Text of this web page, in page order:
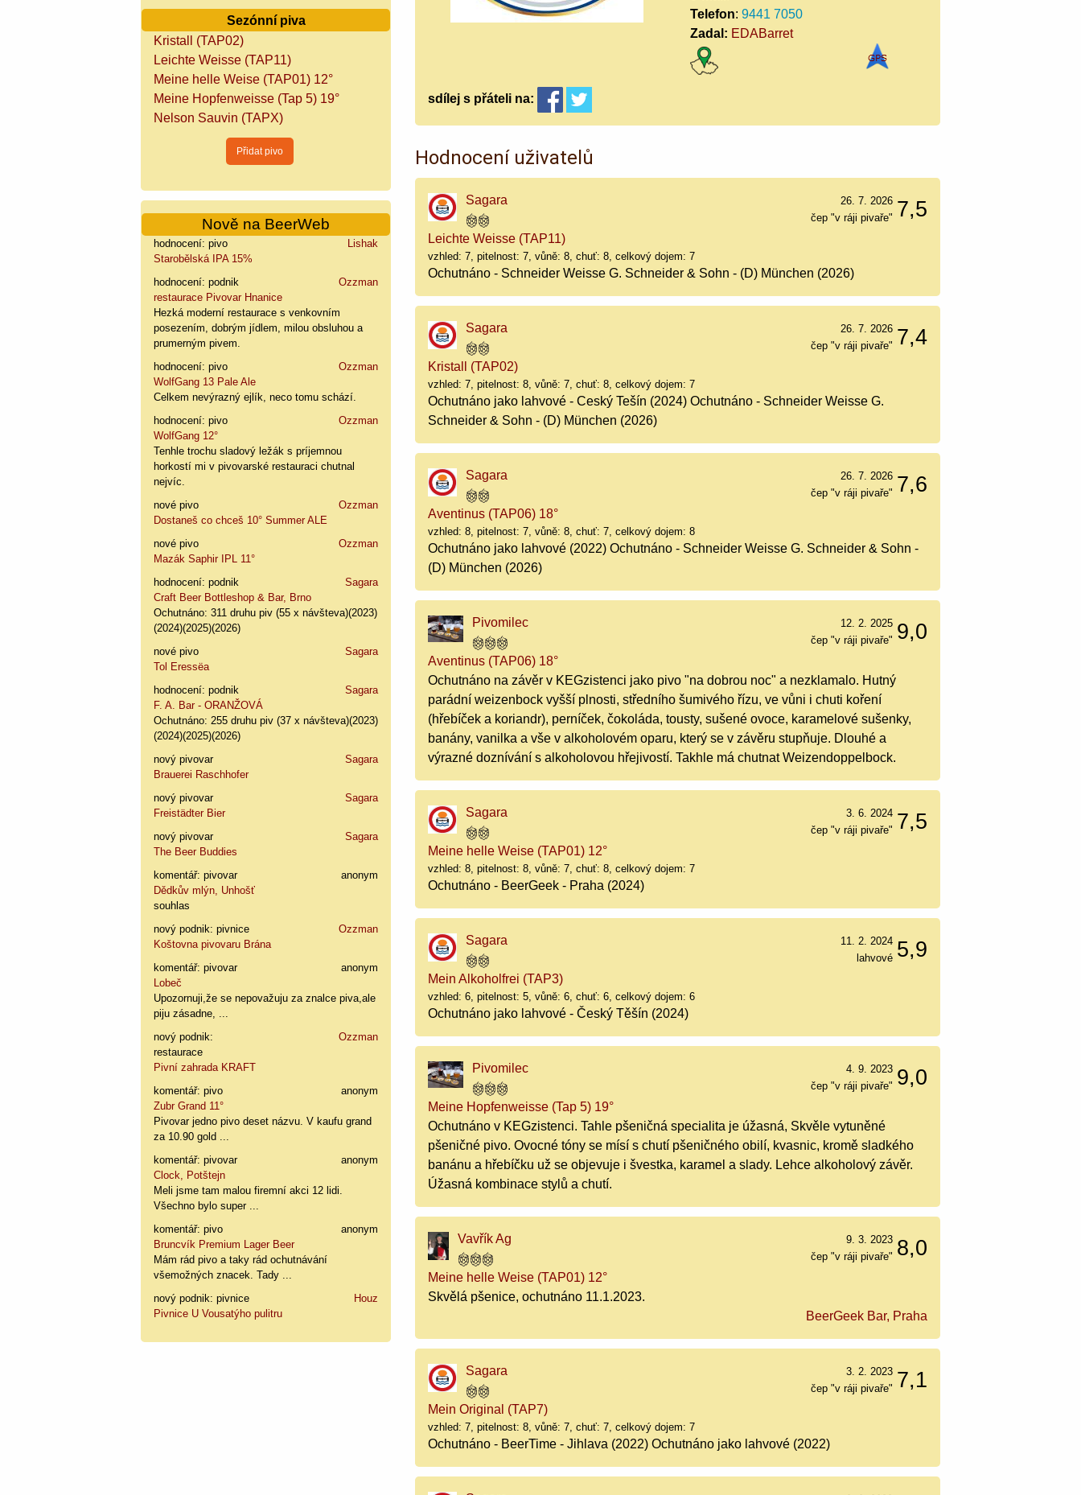
Sezónní piva
Kristall (TAP02)
Leichte Weisse (TAP11)
Meine helle Weise (TAP01) 12°
Meine Hopfenweisse (Tap 5) 19°
Nelson Sauvin (TAPX)
Nově na BeerWeb
hodnocení: pivo
Lishak
Starobělská IPA 15%
hodnocení: podnik
Ozzman
restaurace Pivovar Hnanice
Hezká moderní restaurace s venkovním
posezením, dobrým jídlem, milou obsluhou a
prumerným pivem.
hodnocení: pivo
Ozzman
WolfGang 13 Pale Ale
Celkem nevýrazný ejlík, neco tomu schází.
hodnocení: pivo
Ozzman
WolfGang 12°
Tenhle trochu sladový ležák s príjemnou
horkostí mi v pivovarské restauraci chutnal
nejvíc.
nové pivo
Ozzman
Dostaneš co chceš 10° Summer ALE
nové pivo
Ozzman
Mazák Saphir IPL 11°
hodnocení: podnik
Sagara
Craft Beer Bottleshop & Bar, Brno
Ochutnáno: 311 druhu piv (55 x návšteva)(2023)
(2024)(2025)(2026)
nové pivo
Sagara
Tol Eressëa
hodnocení: podnik
Sagara
F. A. Bar - ORANŽOVÁ
Ochutnáno: 255 druhu piv (37 x návšteva)(2023)
(2024)(2025)(2026)
nový pivovar
Sagara
Brauerei Raschhofer
nový pivovar
Sagara
Freistädter Bier
nový pivovar
Sagara
The Beer Buddies
komentář: pivovar
anonym
Dědkův mlýn, Unhošť
souhlas
nový podnik: pivnice
Ozzman
Koštovna pivovaru Brána
komentář: pivovar
anonym
Lobeč
Upozornuji,že se nepovažuju za znalce piva,ale
piju zásadne, ...
nový podnik:
restaurace
Ozzman
Pivní zahrada KRAFT
komentář: pivo
anonym
Zubr Grand 11°
Pivovar jedno pivo deset názvu. V kaufu grand
za 10.90 gold ...
komentář: pivovar
anonym
Clock, Potštejn
Meli jsme tam malou firemní akci 12 lidi.
Všechno bylo super ...
komentář: pivo
anonym
Bruncvík Premium Lager Beer
Mám rád pivo a taky rád ochutnávání
všemožných znacek. Tady ...
nový podnik: pivnice
Houz
Pivnice U Vousatýho pulitru
Telefon: 9441 7050
Zadal: EDABarret
sdílej s přáteli na:
Hodnocení uživatelů
Sagara 7,5
26. 7. 2026
čep "v ráji pivaře"
Leichte Weisse (TAP11)
vzhled: 7, pitelnost: 7, vůně: 8, chuť: 8, celkový dojem: 7
Ochutnáno - Schneider Weisse G. Schneider & Sohn - (D) München (2026)
Sagara 7,4
26. 7. 2026
čep "v ráji pivaře"
Kristall (TAP02)
vzhled: 7, pitelnost: 8, vůně: 7, chuť: 8, celkový dojem: 7
Ochutnáno jako lahvové - Ceský Tešín (2024) Ochutnáno - Schneider Weisse G.
Schneider & Sohn - (D) München (2026)
Sagara 7,6
26. 7. 2026
čep "v ráji pivaře"
Aventinus (TAP06) 18°
vzhled: 8, pitelnost: 7, vůně: 8, chuť: 7, celkový dojem: 8
Ochutnáno jako lahvové (2022) Ochutnáno - Schneider Weisse G. Schneider & Sohn -
(D) München (2026)
Pivomilec 9,0
12. 2. 2025
čep "v ráji pivaře"
Aventinus (TAP06) 18°
Ochutnáno na závěr v KEGzistenci jako pivo "na dobrou noc" a nezklamalo. Hutný
parádní weizenbock vyšší plnosti, středního šumivého řízu, ve vůni i chuti koření
(hřebíček a koriandr), perníček, čokoláda, tousty, sušené ovoce, karamelové sušenky,
banány, vanilka a vše v alkoholovém oparu, který se v závěru stupňuje. Dlouhé a
výrazné doznívání s alkoholovou hřejivostí. Takhle má chutnat Weizendoppelbock.
Sagara 7,5
3. 6. 2024
čep "v ráji pivaře"
Meine helle Weise (TAP01) 12°
vzhled: 8, pitelnost: 8, vůně: 7, chuť: 8, celkový dojem: 7
Ochutnáno - BeerGeek - Praha (2024)
Sagara 5,9
11. 2. 2024
lahvové
Mein Alkoholfrei (TAP3)
vzhled: 6, pitelnost: 5, vůně: 6, chuť: 6, celkový dojem: 6
Ochutnáno jako lahvové - Český Těšín (2024)
Pivomilec 9,0
4. 9. 2023
čep "v ráji pivaře"
Meine Hopfenweisse (Tap 5) 19°
Ochutnáno v KEGzistenci. Tahle pšeničná specialita je úžasná, Skvěle vytuněné
pšeničné pivo. Ovocné tóny se mísí s chutí pšeničného obilí, kvasnic, kromě sladkého
banánu a hřebíčku už se objevuje i švestka, karamel a slady. Lehce alkoholový závěr.
Úžasná kombinace stylů a chutí.
Vavřík Ag 8,0
9. 3. 2023
čep "v ráji pivaře"
Meine helle Weise (TAP01) 12°
Skvělá pšenice, ochutnáno 11.1.2023.
BeerGeek Bar, Praha
Sagara 7,1
3. 2. 2023
čep "v ráji pivaře"
Mein Original (TAP7)
vzhled: 7, pitelnost: 8, vůně: 7, chuť: 7, celkový dojem: 7
Ochutnáno - BeerTime - Jihlava (2022) Ochutnáno jako lahvové (2022)